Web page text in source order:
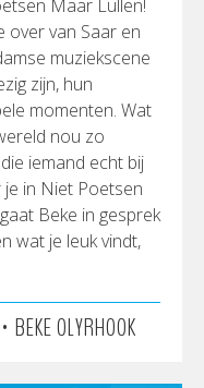
Maar Lullen!
over van Saar en
muziekscene
zijn, hun
momenten. Wat
nou zo
iemand echt bij
je in Niet Poetsen
Beke in gesprek
wat je leuk vindt,
• BEKE OLYRHOOK